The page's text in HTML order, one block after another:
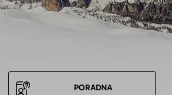
PORADNA